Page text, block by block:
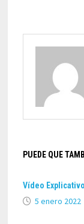
PUEDE QUE
Vídeo
5 enero 2022